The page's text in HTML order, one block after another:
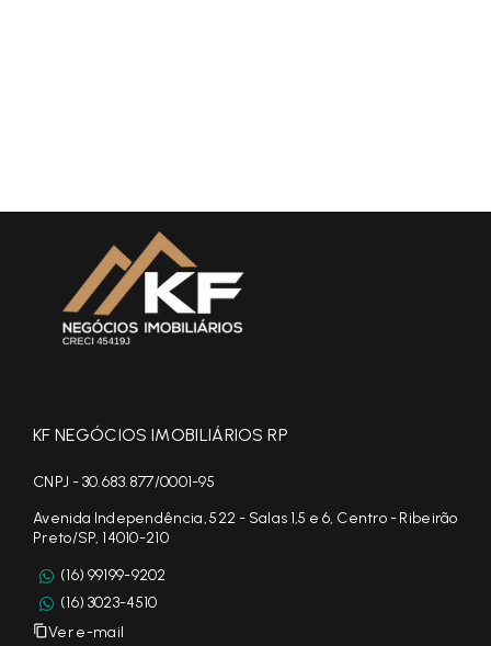
KF NEGÓCIOS IMOBILIÁRIOS RP
CNPJ - 30.683.877/0001-95
Avenida Independência, 522 - Salas 1,5 e 6, Centro - Ribeirão
Preto/SP, 14010-210
(16) 99199-9202
(16) 3023-4510
Ver e-mail